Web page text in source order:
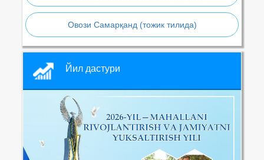
Овози Самарқанд (тожик тилида)
Йил дастури